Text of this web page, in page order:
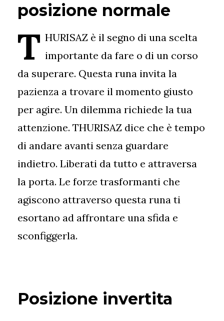
posizione normale
T HURISAZ è il segno di una scelta
importante da fare o di un corso
da superare. Questa runa invita la
pazienza a trovare il momento giusto
per agire. Un dilemma richiede la tua
attenzione. THURISAZ dice che è tempo
di andare avanti senza guardare
indietro. Liberati da tutto e attraversa
la porta. Le forze trasformanti che
agiscono attraverso questa runa ti
esortano ad affrontare una sfida e
sconfiggerla.
Posizione invertita